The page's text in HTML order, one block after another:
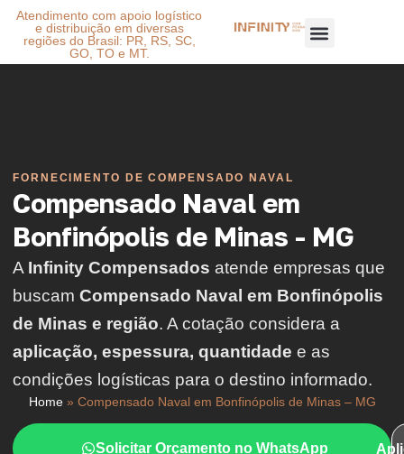
Atendimento com apoio logístico
e distribuição em diversas
regiões do Brasil: PR, RS, SC,
GO, TO e MT.
FORNECIMENTO DE COMPENSADO NAVAL
Compensado Naval em
Bonfinópolis de Minas - MG
A Infinity Compensados atende empresas que
buscam Compensado Naval em Bonfinópolis
de Minas e região. A cotação considera a
aplicação, espessura, quantidade e as
condições logísticas para o destino informado.
Home» Compensado Naval em Bonfinópolis de Minas – MG
Solicitar Orçamento no WhatsApp